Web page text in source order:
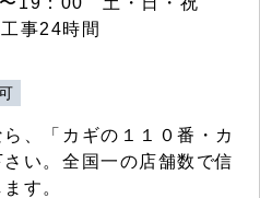
事24時間
、「カギの１１０番・カ
い。全国一の店舗数で信
す。